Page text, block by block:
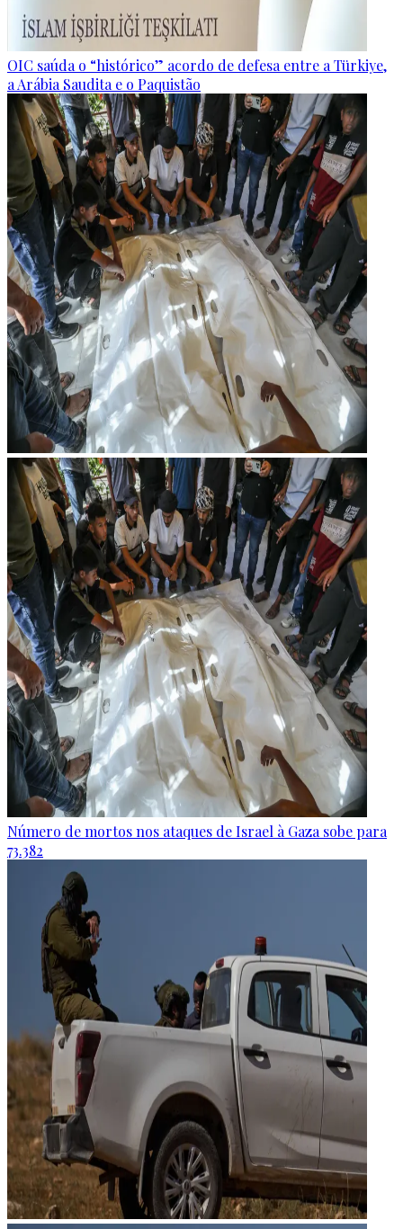
OIC saúda o “histórico” acordo de defesa entre a Türkiye,
a Arábia Saudita e o Paquistão
Número de mortos nos ataques de Israel à Gaza sobe para
73.382